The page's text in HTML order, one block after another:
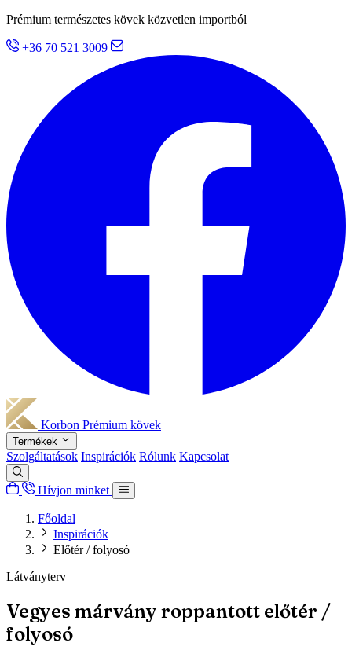
Prémium természetes kövek közvetlen importból
+36 70 521 3009
Korbon Prémium kövek
Termékek
Szolgáltatások Inspirációk Rólunk Kapcsolat
Hívjon minket
Főoldal
Inspirációk
Előtér / folyosó
Látványterv
Vegyes márvány roppantott előtér /
folyosó